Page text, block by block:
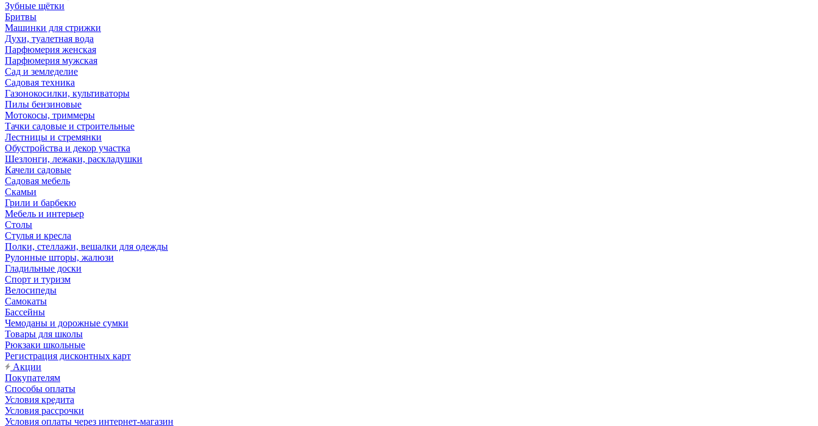
Зубные щётки
Бритвы
Машинки для стрижки
Духи, туалетная вода
Парфюмерия женская
Парфюмерия мужская
Сад и земледелие
Садовая техника
Газонокосилки, культиваторы
Пилы бензиновые
Мотокосы, триммеры
Тачки садовые и строительные
Лестницы и стремянки
Обустройства и декор участка
Шезлонги, лежаки, раскладушки
Качели садовые
Садовая мебель
Скамьи
Грили и барбекю
Мебель и интерьер
Столы
Стулья и кресла
Полки, стеллажи, вешалки для одежды
Рулонные шторы, жалюзи
Гладильные доски
Спорт и туризм
Велосипеды
Самокаты
Бассейны
Чемоданы и дорожные сумки
Товары для школы
Рюкзаки школьные
Регистрация дисконтных карт
Акции
Покупателям
Способы оплаты
Условия кредита
Условия рассрочки
Условия оплаты через интернет-магазин